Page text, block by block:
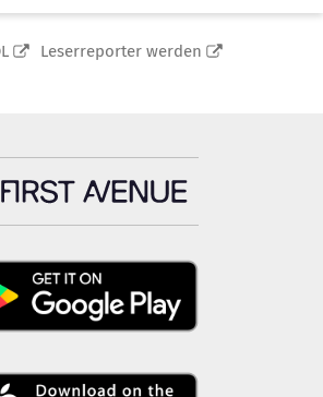
Leserreporter werden